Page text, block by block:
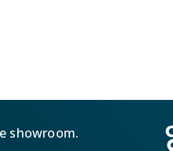
showroom.